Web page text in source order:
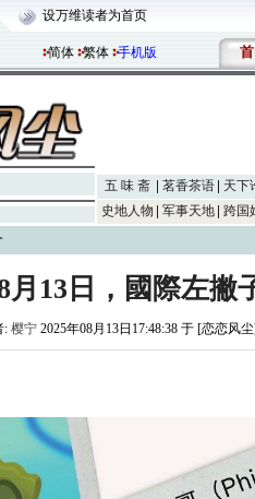
设万维读者为首页
简体 繁体 手机版 首
五 味 斋 茗香茶语
天下
史地人物
军事天地 跨国
月13日，國際左撇
: 樱宁2025年08月13日17:48:38 于 [恋恋风